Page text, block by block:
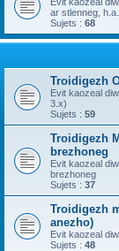
ar stlenneg,
Sujets : 68
Troidigezh
Evit kaozeal
3.x)
Sujets : 59
Troidigezh
brezhoneg
Evit kaozeal
brezhoneg
Sujets : 37
Troidigezh
anezho)
Evit kaozeal
Sujets : 48